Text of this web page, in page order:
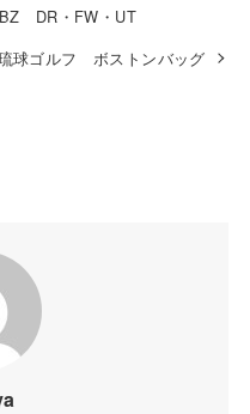
DR・FW・UT
球ゴルフ ボストンバッグ